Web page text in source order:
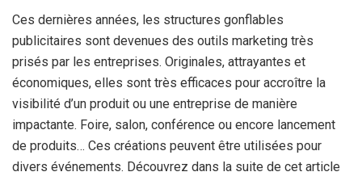
Ces dernières années, les structures gonflables
publicitaires sont devenues des outils marketing très
prisés par les entreprises. Originales, attrayantes et
économiques, elles sont très efficaces pour accroître la
visibilité d’un produit ou une entreprise de manière
impactante. Foire, salon, conférence ou encore lancement
de produits… Ces créations peuvent être utilisées pour
divers événements. Découvrez dans la suite de cet article